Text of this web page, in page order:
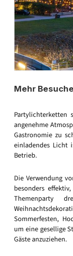
Mehr
Partylichterketten
angenehme
Gastronomie zu
einladendes Licht
Betrieb.
Die Verwendung
besonders
Themenparty
Sommerfesten,
um eine gesellige
Gäste anzuziehen.